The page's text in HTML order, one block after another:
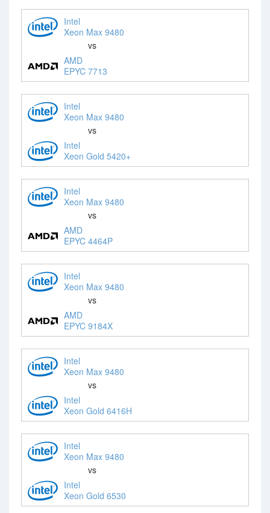
Intel
Xeon Max 9480
vs
AMD
EPYC 7713
Intel
Xeon Max 9480
vs
Intel
Xeon Gold 5420+
Intel
Xeon Max 9480
vs
AMD
EPYC 4464P
Intel
Xeon Max 9480
vs
AMD
EPYC 9184X
Intel
Xeon Max 9480
vs
Intel
Xeon Gold 6416H
Intel
Xeon Max 9480
vs
Intel
Xeon Gold 6530